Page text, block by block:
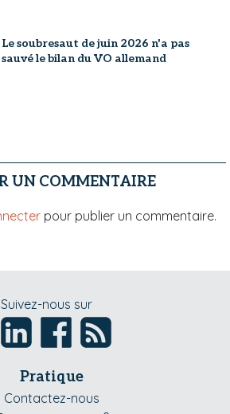
Le soubresaut de juin 2026 n'a pas
sauvé le bilan du VO allemand
UN COMMENTAIRE
pour publier un commentaire.
Suivez-nous sur
Pratique
Contactez-nous